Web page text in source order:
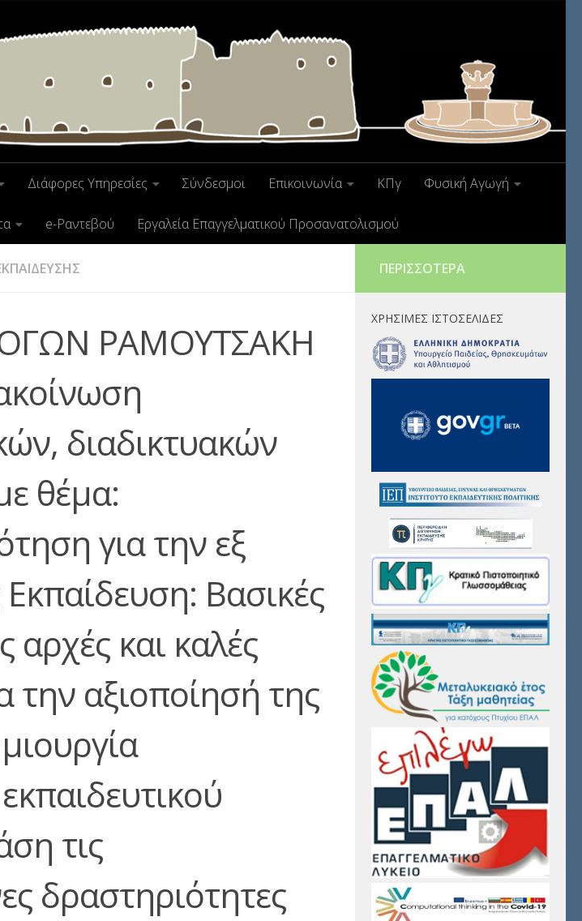
Διάφορες Υπηρεσίες Σύνδεσμοι Επικοινωνία ΚΠγ Φυσική Αγωγή
e-Ραντεβού Εργαλεία Επαγγελματικού Προσανατολισμού
ΡΑΜΟΥΤΣΑΚΗ
διαδικτυακών
θέμα:
για την εξ
Βασικές
αρχές και καλές
την αξιοποίησή της
τις
δραστηριότητες
ΠΕΡΙΣΣΌΤΕΡΑ
ΧΡΉΣΙΜΕΣ ΙΣΤΟΣΕΛΊΔΕΣ